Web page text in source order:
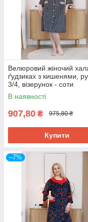
Велюровий жіночий
ґудзиках з кишенями,
3/4, візерунок - соти
В наявності
907,80 ₴ 975,80 ₴
Купити
–7%